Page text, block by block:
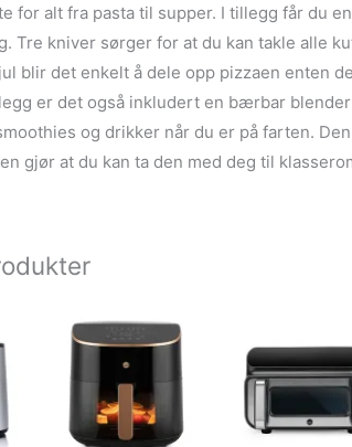
for alt fra pasta til supper. I tillegg får du
Tre kniver sørger for at du kan takle alle
blir det enkelt å dele opp pizzaen enten
er det også inkludert en bærbar
og drikker når du er på farten.
gjør at du kan ta den med deg til